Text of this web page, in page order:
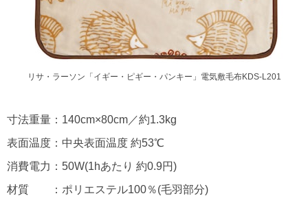
リサ・ラーソン「イギー・ピギー・パンキー」電気敷毛布KDS-L201
寸法重量：140cm×80cm／約1.3kg
表面温度：中央表面温度 約53℃
消費電力：50W(1hあたり 約0.9円)
材質 ：ポリエステル100％(毛羽部分)